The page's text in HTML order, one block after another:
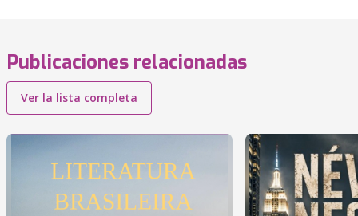
Publicaciones relacionadas
Ver la lista completa